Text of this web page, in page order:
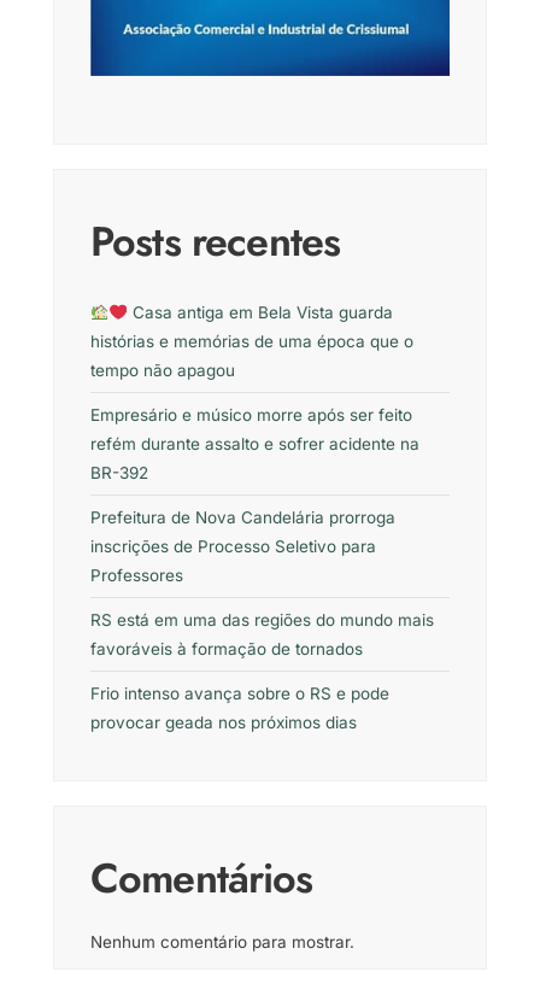
Posts recentes
Casa antiga em Bela Vista guarda
histórias e memórias de uma época que o
tempo não apagou
Empresário e músico morre após ser feito
refém durante assalto e sofrer acidente na
BR-392
Prefeitura de Nova Candelária prorroga
inscrições de Processo Seletivo para
Professores
RS está em uma das regiões do mundo mais
favoráveis à formação de tornados
Frio intenso avança sobre o RS e pode
provocar geada nos próximos dias
Comentários
Nenhum comentário para mostrar.